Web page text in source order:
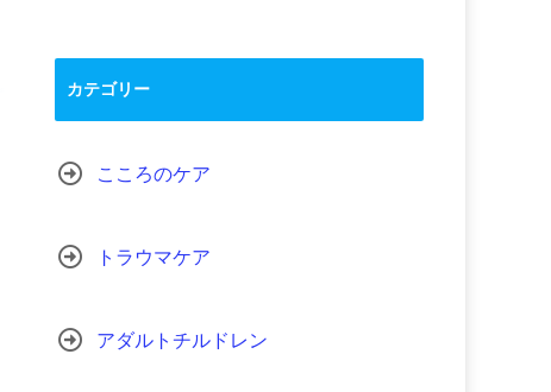
カテゴリー
こころのケア
トラウマケア
アダルトチルドレン